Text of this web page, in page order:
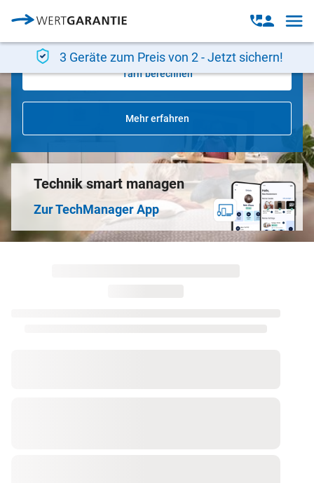
Open
modal
Open
3 Geräte zum Preis von 2 - Jetzt sichern!
Tarif berechnen
Mehr erfahren
Technik smart managen
Zur TechManager App